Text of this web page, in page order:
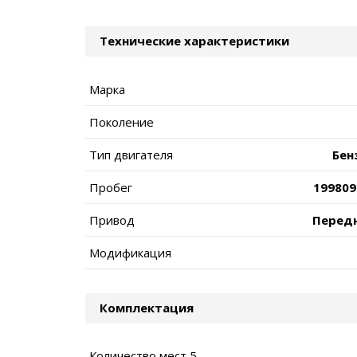
Технические характеристики
Марка
Поколение
Тип двигателя
Пробег
Привод
Модификация
Комплектация